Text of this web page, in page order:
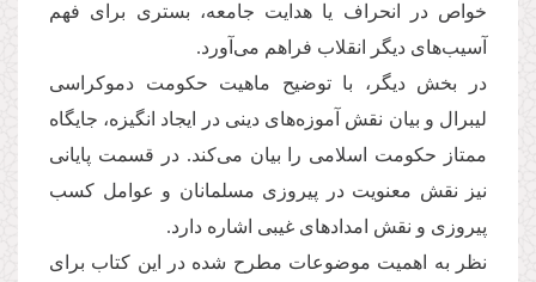
خواص در انحراف یا هدایت جامعه، بستری برای فهم
آسیب‌های دیگر انقلاب فراهم می‌آورد.
در بخش دیگر، با توضیح ماهیت حکومت دموکراسی
لیبرال و بیان نقش آموزه‌های دینی در ایجاد انگیزه، جایگاه
ممتاز حکومت اسلامی را بیان می‌کند. در قسمت پایانی
نیز نقش معنویت در پیروزی مسلمانان و عوامل کسب
پیروزی و نقش امدادهای غیبی اشاره دارد.
نظر به اهمیت موضوعات مطرح شده در این کتاب برای